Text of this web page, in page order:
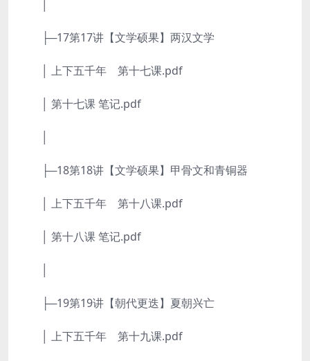
├─17第17讲【文学硕果】两汉文学
│ 上下五千年 第十七课.pdf
│ 第十七课 笔记.pdf
├─18第18讲【文学硕果】甲骨文和青铜器
│ 上下五千年 第十八课.pdf
│ 第十八课 笔记.pdf
├─19第19讲【朝代更迭】夏朝兴亡
│ 上下五千年 第十九课.pdf